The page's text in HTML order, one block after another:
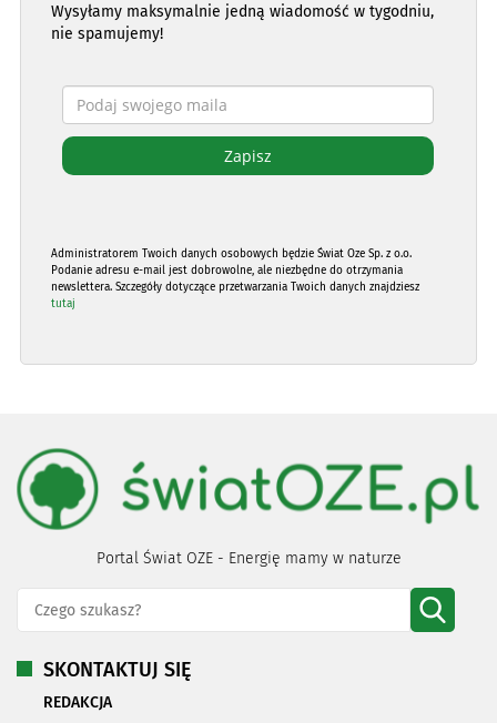
Wysyłamy maksymalnie jedną wiadomość w tygodniu,
nie spamujemy!
Administratorem Twoich danych osobowych będzie Świat Oze Sp. z o.o.
Podanie adresu e-mail jest dobrowolne, ale niezbędne do otrzymania
newslettera. Szczegóły dotyczące przetwarzania Twoich danych znajdziesz
tutaj
Portal Świat OZE - Energię mamy w naturze
SKONTAKTUJ SIĘ
REDAKCJA